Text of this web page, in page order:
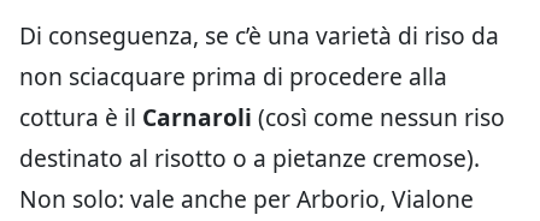
Di conseguenza, se c’è una varietà di riso da
non sciacquare prima di procedere alla
cottura è il Carnaroli (così come nessun riso
destinato al risotto o a pietanze cremose).
Non solo: vale anche per Arborio, Vialone